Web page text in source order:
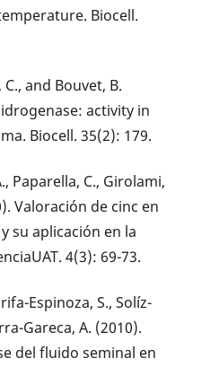
Biocell.
and Bouvet, B.
activity in
Biocell. 35(2): 179.
Paparella, C., Girolami,
Valoración de cinc en
su aplicación en la
4(3): 69-73.
Espinoza, S., Solíz-
Gareca, A. (2010).
del fluido seminal en